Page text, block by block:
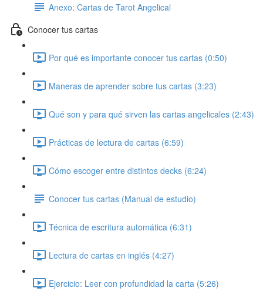
Anexo: Cartas de Tarot Angelical
Conocer tus cartas
Por qué es importante conocer tus cartas (0:50)
Maneras de aprender sobre tus cartas (3:23)
Qué son y para qué sirven las cartas angelicales (2:43)
Prácticas de lectura de cartas (6:59)
Cómo escoger entre distintos decks (6:24)
Conocer tus cartas (Manual de estudio)
Técnica de escritura automática (6:31)
Lectura de cartas en inglés (4:27)
Ejercicio: Leer con profundidad la carta (5:26)